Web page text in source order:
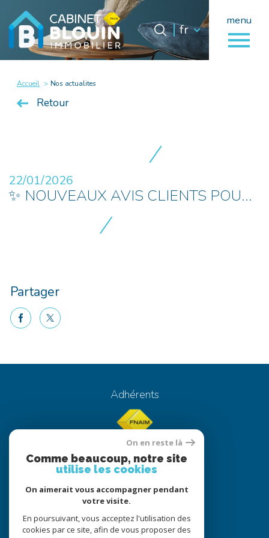
menu
Langue
fr
Accueil 0 Langue
fr
Accueil Nos actualites
Retour
22/01/2026
✨ NOUVEAUX AVIS CLIENTS POU...
Partager
facebooktwitter
Adhérents
© 2022
Tous droits réservés
Traduction powered by Google
Nos honoraires
Plan du site
On en reste là
Comme beaucoup, notre site
utilise les cookies
On aimerait vous accompagner pendant
votre visite.
En poursuivant, vous acceptez l'utilisation des
cookies par ce site, afin de vous proposer des